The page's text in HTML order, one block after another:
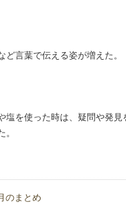
ど言葉で伝える姿が増えた。
塩を使った時は、疑問や発
のまとめ